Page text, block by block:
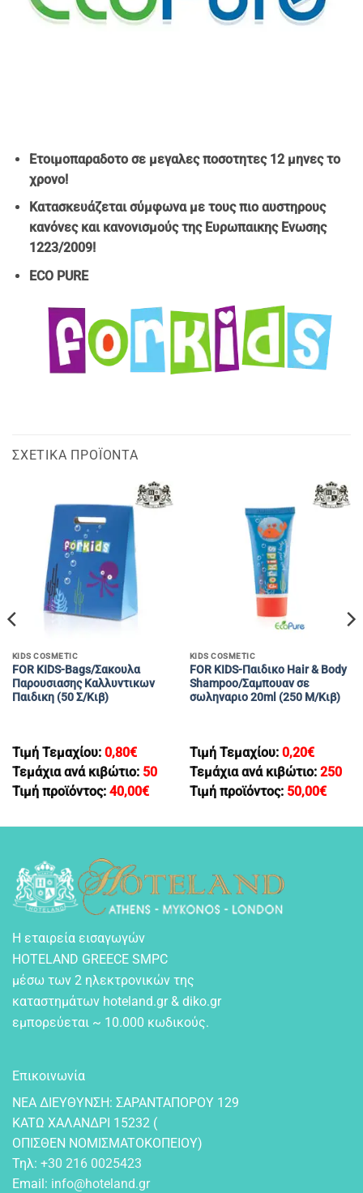
Ετοιμοπαραδοτο σε μεγαλες ποσοτητες 12 μηνες το
χρονο!
Κατασκευάζεται σύμφωνα με τους πιο αυστηρους
κανόνες και κανονισμούς της Ευρωπαικης Ενωσης
1223/2009!
ECO PURE
ΣΧΕΤΙΚΆ ΠΡΟΪΌΝΤΑ
KIDS COSMETIC
FOR KIDS-Bags/Σακουλα
Παρουσιασης Καλλυντικων
Παιδικη (50 Σ/Κιβ)
Τιμή Τεμαχίου: 0,80€
Τεμάχια ανά κιβώτιο: 50
Τιμή προϊόντος: 40,00€
KIDS COSMETIC
FOR KIDS-Παιδικο Hair & Body
Shampoo/Σαμπουαν σε
σωληναριο 20ml (250 M/Κιβ)
Τιμή Τεμαχίου: 0,20€
Τεμάχια ανά κιβώτιο: 250
Τιμή προϊόντος: 50,00€
Η εταιρεία εισαγωγών
HOTELAND GREECE SMPC
μέσω των 2 ηλεκτρονικών της
καταστημάτων hoteland.gr & diko.gr
εμπορεύεται ~ 10.000 κωδικούς.
Επικοινωνία
NEA ΔIEYΘYNΣH: ΣAPANTAΠOPOY 129
KATΩ XAΛANΔPI 15232 (
OΠIΣΘEN NOMIΣMATOKOΠEIOY)
Τηλ: +30 216 0025423
Email: info@hoteland.gr